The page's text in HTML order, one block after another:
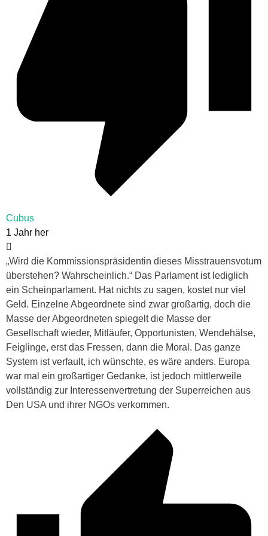
Cubus
1 Jahr her
„Wird die Kommissionspräsidentin dieses Misstrauensvotum
überstehen? Wahrscheinlich.“ Das Parlament ist lediglich
ein Scheinparlament. Hat nichts zu sagen, kostet nur viel
Geld. Einzelne Abgeordnete sind zwar großartig, doch die
Masse der Abgeordneten spiegelt die Masse der
Gesellschaft wieder, Mitläufer, Opportunisten, Wendehälse,
Feiglinge, erst das Fressen, dann die Moral. Das ganze
System ist verfault, ich wünschte, es wäre anders. Europa
war mal ein großartiger Gedanke, ist jedoch mittlerweile
vollständig zur Interessenvertretung der Superreichen aus
Den USA und ihrer NGOs verkommen.